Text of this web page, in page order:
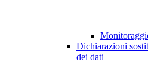
Dichiarazioni
dei dati